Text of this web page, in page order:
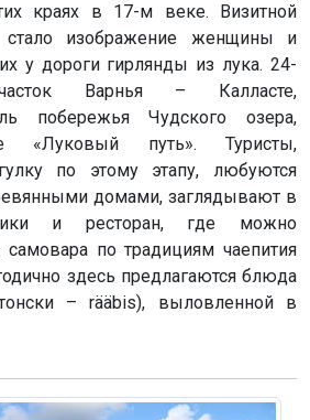
краях в 17-м веке. Визитной
стало изображение женщины и
у дороги гирлянды из лука. 24-
Варнья – Калласте,
побережья Чудского озера,
«Луковый путь». Туристы,
по этому этапу, любуются
домами, заглядывают в
и ресторан, где можно
самовара по традициям чаепития
здесь предлагаются блюда
– rääbis), выловленной в